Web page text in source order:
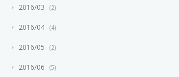
2016/03 2
2016/04 4
2016/05 2
2016/06 5